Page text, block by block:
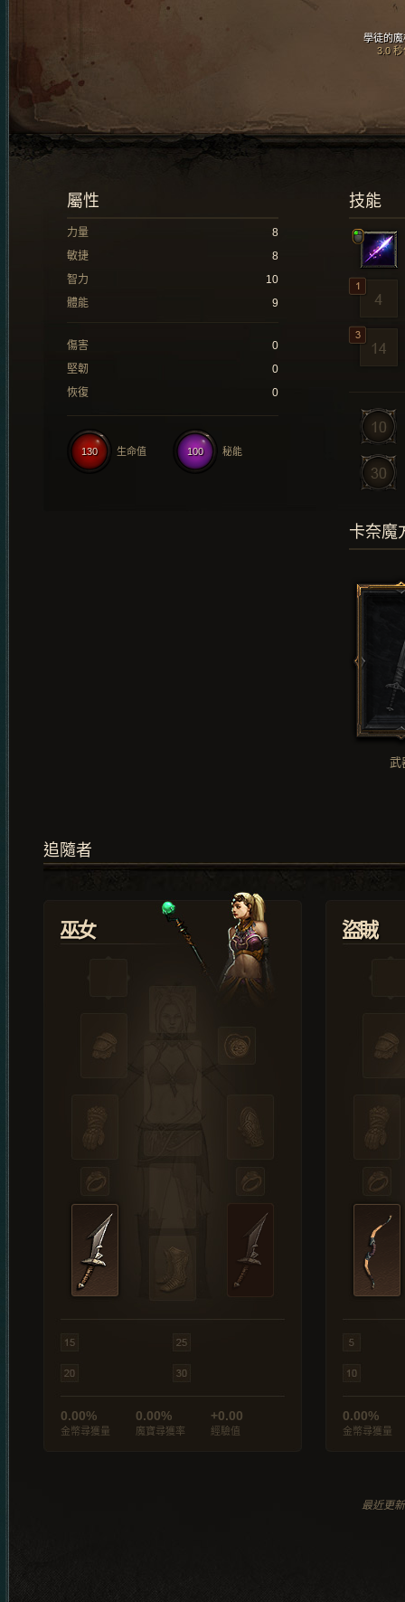
學徒的魔
3.0 秒
技能
屬性
力量
8
敏捷
8
智力
10
體能
9
傷害
0
堅韌
0
恢復
0
100 秘能
130 生命值
卡奈魔
武
追隨者
巫女
0.00%
金幣尋獲量
0.00%
魔寶尋獲率
+0.00
經驗值
盜賊
0.00%
金幣尋獲量
最近更